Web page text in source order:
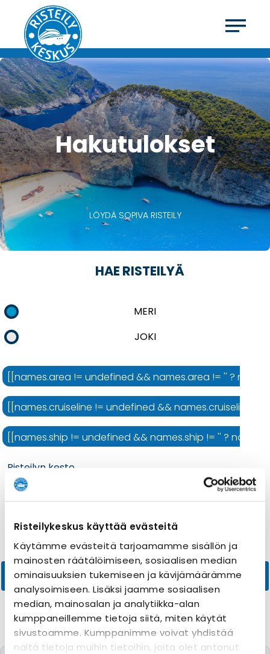
Risteilykeskus käyttää evästeitä
Käytämme evästeitä tarjoamamme sisällön ja
mainosten räätälöimiseen, sosiaalisen median
ominaisuuksien tukemiseen ja kävijämäärämme
analysoimiseen. Lisäksi jaamme sosiaalisen
median, mainosalan ja analytiikka-alan
kumppaneillemme tietoja siitä, miten käytät
sivustoamme. Kumppanimme voivat yhdistää
näitä tietoja muihin tietoihin, joita olet antanut
Hakutulokset
LÖYDÄ SOPIVA RISTEILY
HAE RISTEILYÄ
MERI
JOKI
[[names.area != undefined && names.area != '' ?
[[names.cruiseline != undefined && names.cruiseline
[[names.ship != undefined && names.ship != '' ?
Risteilyn kesto